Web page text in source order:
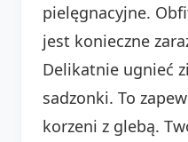
pielęgnacyjne.
jest konieczne
Delikatnie ugnieć
sadzonki. To
korzeni z glebą.